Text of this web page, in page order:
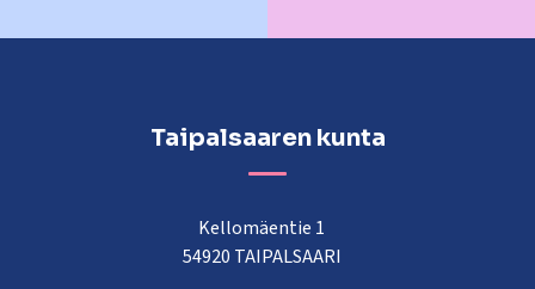
Taipalsaaren kunta
Kellomäentie 1
54920 TAIPALSAARI